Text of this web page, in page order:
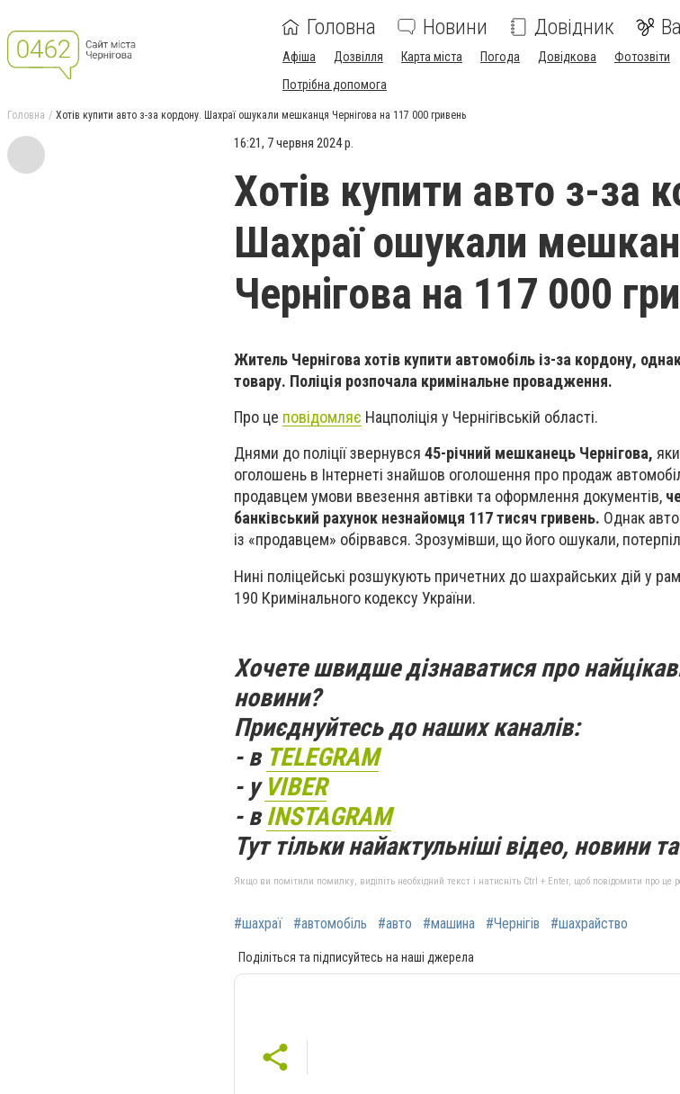
Головна Новини Довідник
Афіша Дозвілля Карта міста Погода Довідкова Фотозвіти
Потрібна допомога
Головна Хотів купити авто з-за кордону. Шахраї ошукали мешканця Чернігова на 117 000 гривень
16:21, 7 червня 2024 р.
Хотів купити авто з-за
Шахраї ошукали
Чернігова на 117 000
Житель Чернігова хотів купити автомобіль із-за кордону,
товару. Поліція розпочала кримінальне провадження.
Про це повідомляє Нацполіція у Чернігівській області.
Днями до поліції звернувся 45-річний мешканець Чернігова,
оголошень в Інтернеті знайшов оголошення про продаж
продавцем умови ввезення автівки та оформлення документів,
банківський рахунок незнайомця 117 тисяч гривень. Однак
із «продавцем» обірвався. Зрозумівши, що його ошукали,
Нині поліцейські розшукують причетних до шахрайських дій у
190 Кримінального кодексу України.
Хочете швидше дізнаватися про
новини?
Приєднуйтесь до наших каналів:
- в TELEGRAM
- у VIBER
- вINSTAGRAM
Тут тільки найактульніші відео, новини та
Якщо ви помітили помилку, виділіть необхідний текст і натисніть Ctrl + Enter, щоб повідомити про це
#шахраї #автомобіль #авто #машина #Чернігів #шахрайство
Поділіться та підписуйтесь на наші джерела